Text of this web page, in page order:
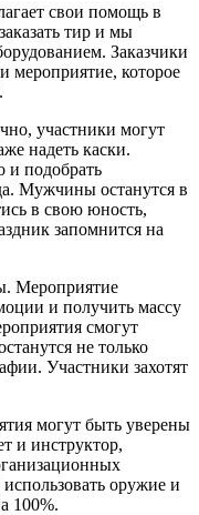
свои помощь в
тир и мы
Заказчики
мероприятие, которое
участники могут
надеть каски.
и подобрать
Мужчины останутся в
в свою юность,
запомнится на
Мероприятие
и получить массу
смогут
не только
Участники захотят
могут быть уверены
и инструктор,
оружие и
100%.